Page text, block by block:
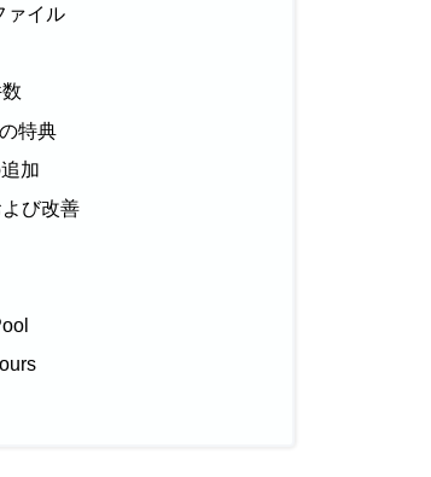
ァイル
特典
加
び改善